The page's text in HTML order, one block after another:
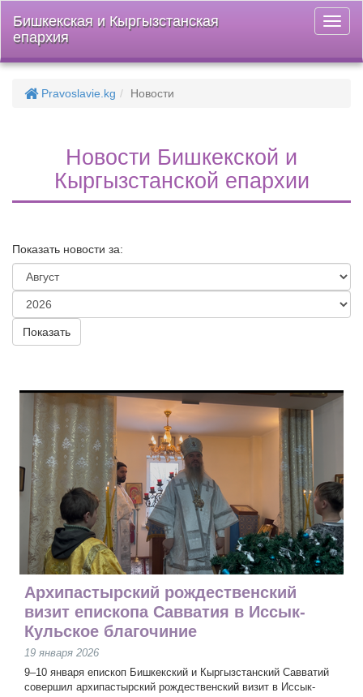
меню
Бишкекская и Кыргызстанская
епархия
Pravoslavie.kg Новости
Новости Бишкекской и
Кыргызстанской епархии
Показать новости за:
Архипастырский рождественский
визит епископа Савватия в Иссык-
Кульское благочиние
19 января 2026
9–10 января епископ Бишкекский и Кыргызстанский Савватий
совершил архипастырский рождественский визит в Иссык-